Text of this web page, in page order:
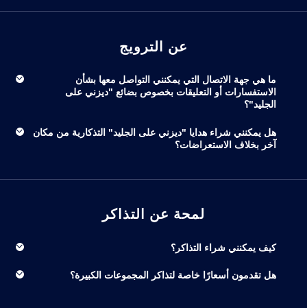
عن الترويج
ما هي جهة الاتصال التي يمكنني التواصل معها بشأن
الاستفسارات أو التعليقات بخصوص بضائع "ديزني على
الجليد"؟
هل يمكنني شراء هدايا "ديزني على الجليد" التذكارية من مكان
آخر بخلاف الاستعراضات؟
لمحة عن التذاكر
كيف يمكنني شراء التذاكر؟
هل تقدمون أسعارًا خاصة لتذاكر المجموعات الكبيرة؟